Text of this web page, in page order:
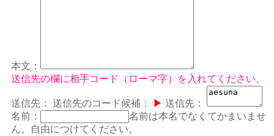
本文：
送信先の欄に相手コード（ローマ字）を入れてください。
送信先： 送信先のコード候補： ▶ 送信先：
名前：
名前は本名でなくてかまいませ
ん。自由につけてください。